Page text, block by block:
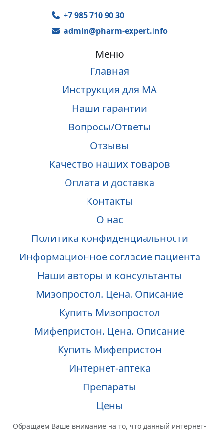
+7 985 710 90 30
admin@pharm-expert.info
Меню
Главная
Инструкция для МА
Наши гарантии
Вопросы/Ответы
Отзывы
Качество наших товаров
Оплата и доставка
Контакты
О нас
Политика конфиденциальности
Информационное согласие пациента
Наши авторы и консультанты
Мизопростол. Цена. Описание
Купить Мизопростол
Мифепристон. Цена. Описание
Купить Мифепристон
Интернет-аптека
Препараты
Цены
Обращаем Ваше внимание на то, что данный интернет-